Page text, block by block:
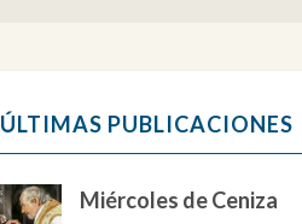
ÚLTIMAS PUBLICACIONES
Miércoles de Ceniza